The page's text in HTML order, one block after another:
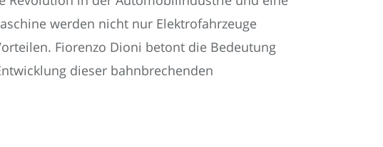
werden nicht nur Elektrofahrzeuge
Fiorenzo Dioni betont die Bedeutung
dieser bahnbrechenden